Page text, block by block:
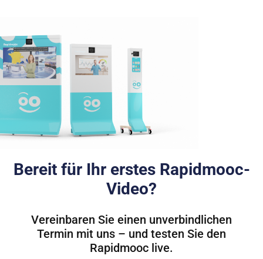
Bereit für Ihr erstes Rapidmooc-
Video?
Vereinbaren Sie einen unverbindlichen
Termin mit uns – und testen Sie den
Rapidmooc live.